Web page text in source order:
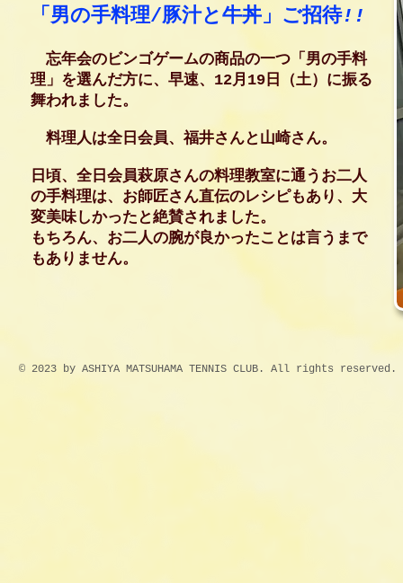
「男の手料理/豚汁と牛丼」ご招待!!
忘年会のビンゴゲームの商品の一つ 「男の手料
理」を選んだ方に、早速、 12月19日（土）に振る
舞われました。
料理人は全日会員、福井さんと山崎さん。
日頃、全日会員萩原さんの料理教室に通う お二人
の手料理は、お師匠さん直伝のレシピもあり、大
変美味しかったと絶賛されました。
もちろん、お二人の腕が良かったことは言うまで
もありません。
© 2023 by ASHIYA MATSUHAMA TENNIS CLUB. All rights reserved.